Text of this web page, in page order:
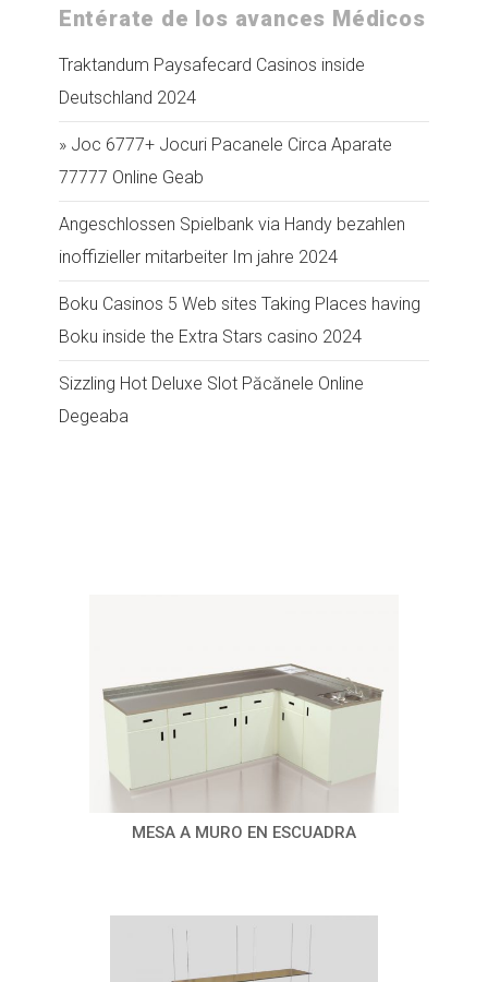
Entérate de los avances Médicos
Traktandum Paysafecard Casinos inside
Deutschland 2024
» Joc 6777+ Jocuri Pacanele Circa Aparate
77777 Online Geab
Angeschlossen Spielbank via Handy bezahlen
inoffizieller mitarbeiter Im jahre 2024
Boku Casinos 5 Web sites Taking Places having
Boku inside the Extra Stars casino 2024
Sizzling Hot Deluxe Slot Păcănele Online
Degeaba
MESA A MURO EN ESCUADRA